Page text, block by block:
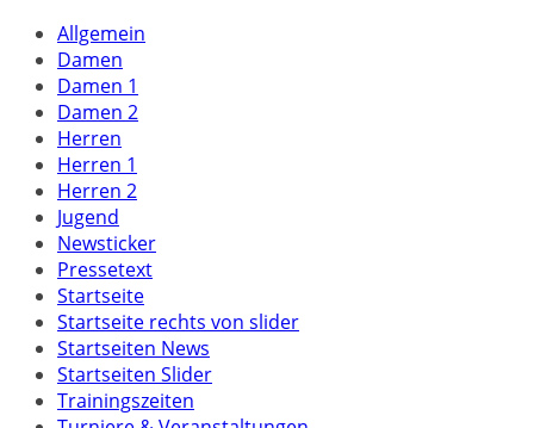
Allgemein
Damen
Damen 1
Damen 2
Herren
Herren 1
Herren 2
Jugend
Newsticker
Pressetext
Startseite
Startseite rechts von slider
Startseiten News
Startseiten Slider
Trainingszeiten